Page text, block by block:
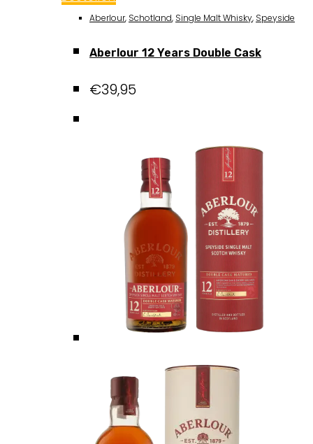
Aberlour, Schotland, Single Malt Whisky, Speyside
Aberlour 12 Years Double Cask
€39,95